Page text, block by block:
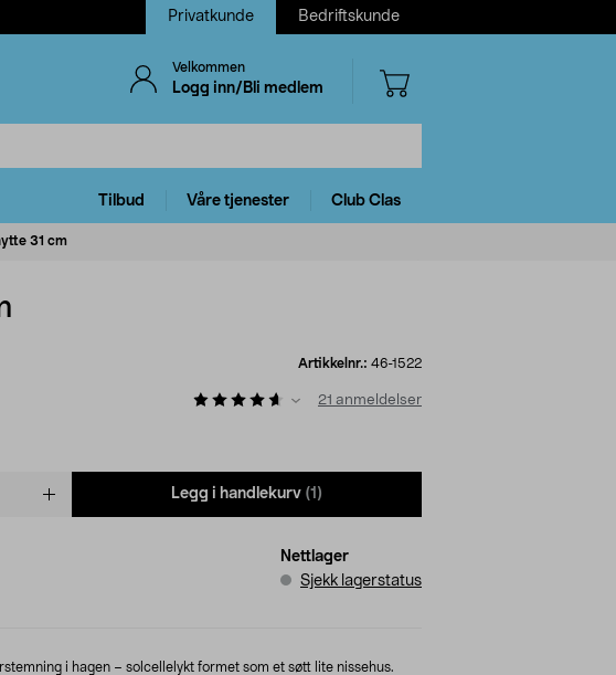
Privatkunde Bedriftskunde
Velkommen
Logg inn/Bli medlem
Tilbud Våre tjenester Club Clas
31 cm
Artikkelnr.: 46-1522
21 anmeldelser
Legg i handlekurv (1)
Nettlager
Sjekk lagerstatus
i hagen – solcellelykt formet som et søtt lite nissehus.